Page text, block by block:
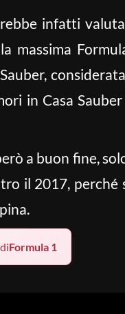
infatti
massima
in Casa
a buon fine,
il 2017, perché
Formula 1